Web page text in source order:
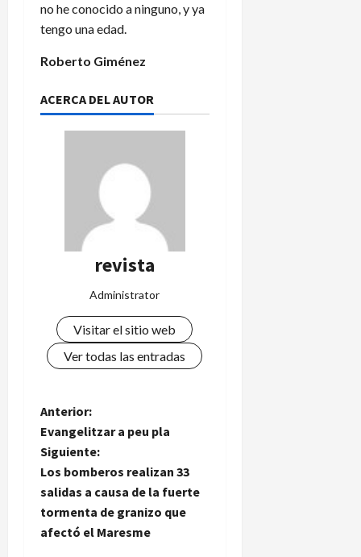
no he conocido a ninguno, y ya
tengo una edad.
Roberto Giménez
ACERCA DEL AUTOR
revista
Administrator
Visitar el sitio web
Ver todas las entradas
N
a
v
e
Anterior:
Evangelitzar a peu pla
Siguiente:
Los bomberos realizan 33
salidas a causa de la fuerte
tormenta de granizo que
afectó el Maresme